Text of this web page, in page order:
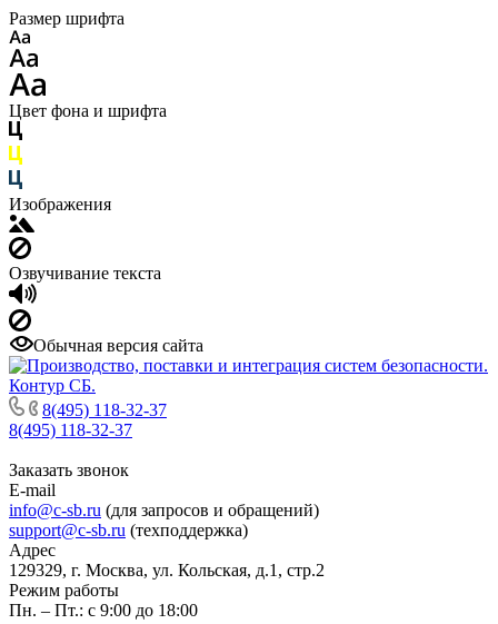
Размер шрифта
Цвет фона и шрифта
Изображения
Озвучивание текста
Обычная версия сайта
8(495) 118-32-37
8(495) 118-32-37
Заказать звонок
E-mail
info@c-sb.ru (для запросов и обращений)
support@c-sb.ru (техподдержка)
Адрес
129329, г. Москва, ул. Кольская, д.1, стр.2
Режим работы
Пн. – Пт.: с 9:00 до 18:00